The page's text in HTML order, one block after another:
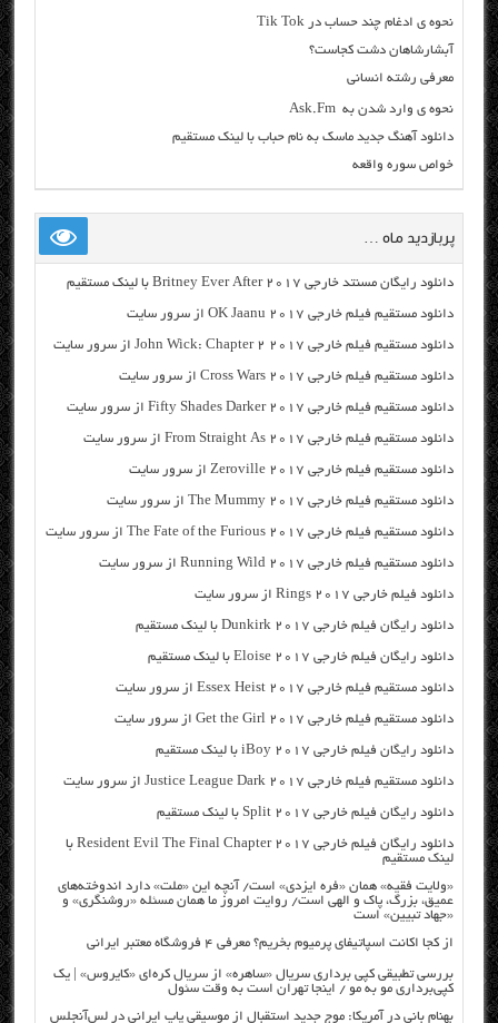
نحوه ی ادغام چند حساب در Tik Tok
آبشارشاهان دشت کجاست؟
معرفی رشته انسانی
نحوه ی وارد شدن به Ask.Fm
دانلود آهنگ جدید ماسک به نام حباب با لینک مستقیم
خواص سوره واقعه
پربازدید ماه …
دانلود رایگان مسنتد خارجی Britney Ever After 2017 با لینک مستقیم
دانلود مستقیم فیلم خارجی OK Jaanu 2017 از سرور سایت
دانلود مستقیم فیلم خارجی John Wick: Chapter 2 2017 از سرور سایت
دانلود مستقیم فیلم خارجی Cross Wars 2017 از سرور سایت
دانلود مستقیم فیلم خارجی Fifty Shades Darker 2017 از سرور سایت
دانلود مستقیم فیلم خارجی From Straight As 2017 از سرور سایت
دانلود مستقیم فیلم خارجی Zeroville 2017 از سرور سایت
دانلود مستقیم فیلم خارجی The Mummy 2017 از سرور سایت
دانلود مستقیم فیلم خارجی The Fate of the Furious 2017 از سرور سایت
دانلود مستقیم فیلم خارجی Running Wild 2017 از سرور سایت
دانلود فیلم خارجی Rings 2017 از سرور سایت
دانلود رایگان فیلم خارجی Dunkirk 2017 با لینک مستقیم
دانلود رایگان فیلم خارجی Eloise 2017 با لینک مستقیم
دانلود مستقیم فیلم خارجی Essex Heist 2017 از سرور سایت
دانلود مستقیم فیلم خارجی Get the Girl 2017 از سرور سایت
دانلود رایگان فیلم خارجی iBoy 2017 با لینک مستقیم
دانلود مستقیم فیلم خارجی Justice League Dark 2017 از سرور سایت
دانلود رایگان فیلم خارجی Split 2017 با لینک مستقیم
دانلود رایگان فیلم خارجی Resident Evil The Final Chapter 2017 با
لینک مستقیم
«ولایت فقیه» همان «فره ایزدی» است/ آنچه این «ملت» دارد اندوخته‌های
عمیق، بزرگ، پاک و الهی است/ روایت امروز ما همان مسئله «روشنگری» و
«جهاد تبیین» است
از کجا اکانت اسپاتیفای پرمیوم بخریم؟ معرفی ۴ فروشگاه معتبر ایرانی
بررسی تطبیقی کپی برداری سریال «ساهره» از سریال کره‌ای «کایروس» | یک
کپی‌برداری مو به مو / اینجا تهران است به وقت سئول
بهنام بانی در آمریکا: موج جدید استقبال از موسیقی پاپ ایرانی در لس‌آنجلس